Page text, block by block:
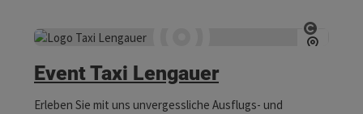
Event Taxi Lengauer
Erleben Sie mit uns unvergessliche Ausflugs- und